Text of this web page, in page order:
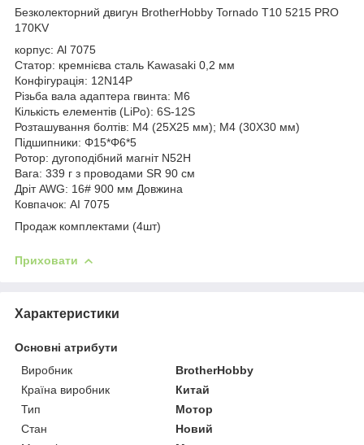
Безколекторний двигун BrotherHobby Tornado T10 5215 PRO
170KV
корпус: Al 7075
Статор: кремнієва сталь Kawasaki 0,2 мм
Конфігурація: 12N14P
Різьба вала адаптера гвинта: M6
Кількість елементів (LiPo): 6S-12S
Розташування болтів: M4 (25X25 мм); M4 (30X30 мм)
Підшипники: Φ15*Φ6*5
Ротор: дугоподібний магніт N52H
Вага: 339 г з проводами SR 90 см
Дріт AWG: 16# 900 мм Довжина
Ковпачок: AI 7075
Продаж комплектами (4шт)
Приховати
Характеристики
Основні атрибути
Виробник
BrotherHobby
Країна виробник
Китай
Тип
Мотор
Стан
Новий